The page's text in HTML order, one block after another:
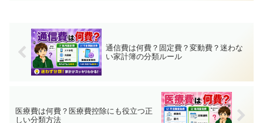
通信費は何費？固定費？変動費？迷わな
い家計簿の分類ルール
医療費は何費？医療費控除にも役立つ正
しい分類方法